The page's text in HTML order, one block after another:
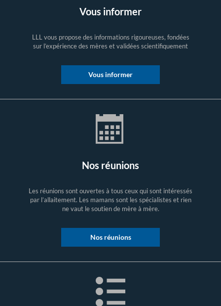
Vous informer
LLL vous propose des informations rigoureuses, fondées
sur l’expérience des mères et validées scientifiquement
Vous informer
Nos réunions
Les réunions sont ouvertes à tous ceux qui sont intéressés
par l’allaitement. Les mamans sont les spécialistes et rien
ne vaut le soutien de mère à mère.
Nos réunions